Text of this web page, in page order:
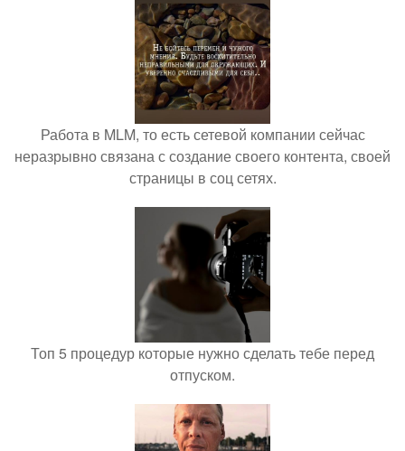
Работа в MLM, то есть сетевой компании сейчас
неразрывно связана с создание своего контента, своей
страницы в соц сетях.
Топ 5 процедур которые нужно сделать тебе перед
отпуском.